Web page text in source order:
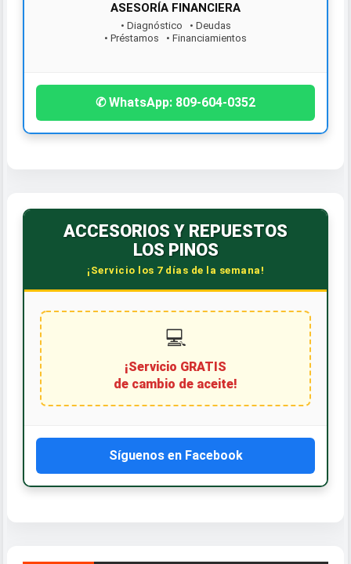
ASESORÍA FINANCIERA
• Diagnóstico • Deudas
• Préstamos • Financiamientos
¡Contáctanos hoy!
✆ WhatsApp: 809-604-0352
ACCESORIOS Y REPUESTOS
LOS PINOS
¡Servicio los 7 días de la semana!
💻
¡Servicio GRATIS
de cambio de aceite!
Síguenos en Facebook